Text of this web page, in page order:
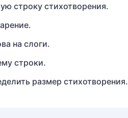
строку стихотворения.
на слоги.
строки.
размер стихотворения.